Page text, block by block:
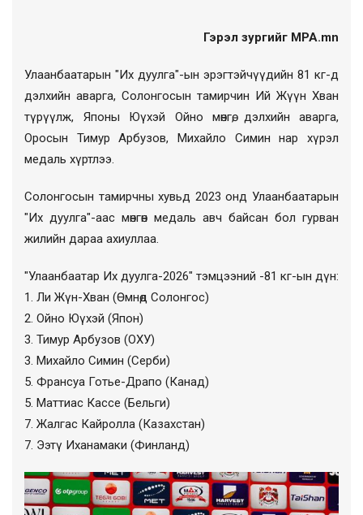
Гэрэл зургийг MPA.mn
Улаанбаатарын "Их дуулга"-ын эрэгтэйчүүдийн 81 кг-д
дэлхийн аварга, Солонгосын тамирчин Ий Жүүн Хван
түрүүлж, Японы Юүхэй Ойно мөнгө, дэлхийн аварга,
Оросын Тимур Арбузов, Михайло Симин нар хүрэл
медаль хүртлээ.
Солонгосын тамирчны хувьд 2023 онд Улаанбаатарын
"Их дуулга"-аас мөнгөн медаль авч байсан бол гурван
жилийн дараа ахиуллаа.
"Улаанбаатар Их дуулга-2026" тэмцээний -81 кг-ын дүн:
1. Ли Жүн-Хван (Өмнөд Солонгос)
2. Ойно Юүхэй (Япон)
3. Тимур Арбузов (ОХУ)
3. Михайло Симин (Серби)
5. Франсуа Готье-Драпо (Канад)
5. Маттиас Кассе (Бельги)
7. Жалгас Кайролла (Казахстан)
7. Ээтү Иханамаки (Финланд)